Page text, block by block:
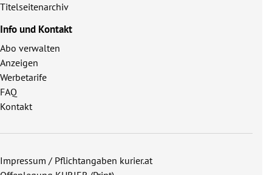
Titelseitenarchiv
Info und Kontakt
Abo verwalten
Anzeigen
Werbetarife
FAQ
Kontakt
Impressum / Pflichtangaben kurier.at